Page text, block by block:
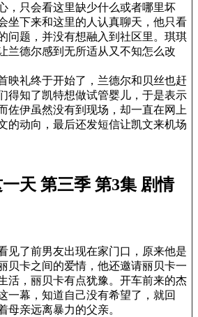
，只会看这里缺少什么或者哪里坏
坐下来和这里的人认真聊天，他只看
问题，并没有想融入到社区里。琪琪
兰德尔感到无所适从又不知怎么改
映礼终于开始了，兰德尔和贝丝也赶
得知了凯特想做试管婴儿，于是表示
佐伊虽然没有到现场，却一直在网上
的动向，最后还发短信让凯文来机场
天 第三季 第3集 剧情
见了前男友出现在家门口，原来他是
贝卡之间的爱情，他还邀请丽贝卡一
活，丽贝卡有点犹豫。开车前来的杰
一幕，知道自己没有希望了，就回
母亲远离暴力的父亲。